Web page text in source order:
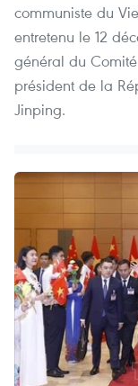
communiste du
entretenu le 12
général du
président de la
Jinping.